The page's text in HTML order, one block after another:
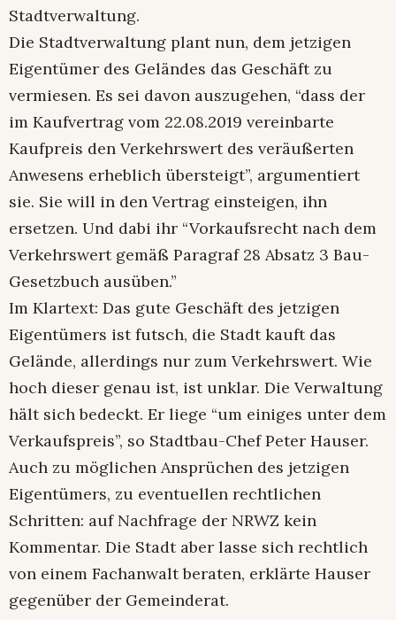
Stadtverwaltung.
Die Stadtverwaltung plant nun, dem jetzigen
Eigentümer des Geländes das Geschäft zu
vermiesen. Es sei davon auszugehen, “dass der
im Kaufvertrag vom 22.08.2019 vereinbarte
Kaufpreis den Verkehrswert des veräußerten
Anwesens erheblich übersteigt”, argumentiert
sie. Sie will in den Vertrag einsteigen, ihn
ersetzen. Und dabi ihr “Vorkaufsrecht nach dem
Verkehrswert gemäß Paragraf 28 Absatz 3 Bau-
Gesetzbuch ausüben.”
Im Klartext: Das gute Geschäft des jetzigen
Eigentümers ist futsch, die Stadt kauft das
Gelände, allerdings nur zum Verkehrswert. Wie
hoch dieser genau ist, ist unklar. Die Verwaltung
hält sich bedeckt. Er liege “um einiges unter dem
Verkaufspreis”, so Stadtbau-Chef Peter Hauser.
Auch zu möglichen Ansprüchen des jetzigen
Eigentümers, zu eventuellen rechtlichen
Schritten: auf Nachfrage der NRWZ kein
Kommentar. Die Stadt aber lasse sich rechtlich
von einem Fachanwalt beraten, erklärte Hauser
gegenüber der Gemeinderat.